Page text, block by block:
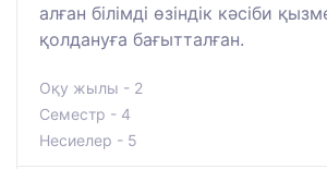
алған білімді өзіндік кәсіби
қолдануға бағытталған.
Оқу жылы - 2
Семестр - 4
Несиелер - 5